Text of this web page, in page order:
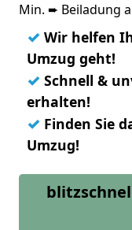
Min. ➨ Beiladung
✓ Wir helfen
Umzug geht!
✓ Schnell &
erhalten!
✓ Finden Sie
Umzug!